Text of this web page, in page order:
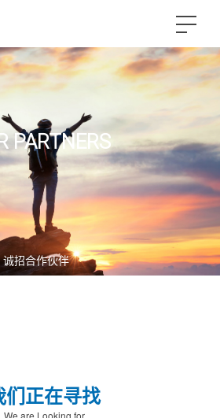
PARTNERS
诚招合作伙伴
们正在寻找
We are Looking for